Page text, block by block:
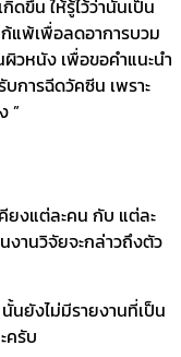
ขึ้น ให้รู้ไว้ว่านั้นเป็น
แพ้เพื่อลดอาการบวม
วหนัง เพื่อขอคำแนะนำ
การฉีดวัคซีน เพราะ
”
ยงแต่ละคน กับ แต่ละ
งานวิจัยจะกล่าวถึงตัว
นยังไม่มีรายงานที่เป็น
ครับ